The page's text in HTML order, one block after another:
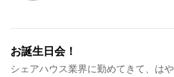
お誕生日会！
シェアハウス業界に勤めてきて、は